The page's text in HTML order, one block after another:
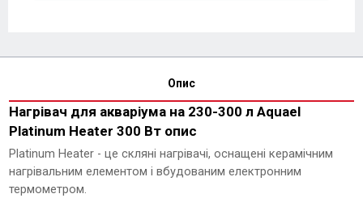
Опис
Нагрівач для акваріума на 230-300 л Aquael
Platinum Heater 300 Вт опис
Platinum Heater - це скляні нагрівачі, оснащені керамічним
нагрівальним елементом і вбудованим електронним
термометром.